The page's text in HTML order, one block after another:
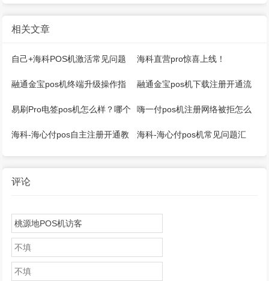
相关文章
自己+海科POS机激活常见问题 海科直营pro惊喜上线！
融通金宝pos机终端升级操作指
融通金宝pos机下载注册开通流
易刷Pro电签pos机怎么样？哪个
公司的？是一清吗？
嗨一付pos机注册网络被拒怎么
回事？
海科-海心付pos自主注册开通教
海科-海心付pos机常见问题汇
评论